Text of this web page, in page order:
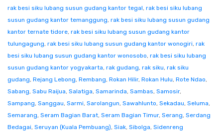
rak besi siku lubang susun gudang kantor tegal, rak besi siku lubang
susun gudang kantor temanggung, rak besi siku lubang susun gudang
kantor ternate tidore, rak besi siku lubang susun gudang kantor
tulungagung, rak besi siku lubang susun gudang kantor wonogiri, rak
besi siku lubang susun gudang kantor wonosobo, rak besi siku lubang
susun gudang kantor yogyakarta, rak gudang, rak siku, rak siku
gudang, Rejang Lebong, Rembang, Rokan Hilir, Rokan Hulu, Rote Ndao,
Sabang, Sabu Raijua, Salatiga, Samarinda, Sambas, Samosir,
Sampang, Sanggau, Sarmi, Sarolangun, Sawahlunto, Sekadau, Seluma,
Semarang, Seram Bagian Barat, Seram Bagian Timur, Serang, Serdang
Bedagai, Seruyan (Kuala Pembuang), Siak, Sibolga, Sidenreng